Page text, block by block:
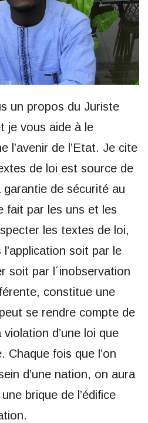
un propos du Juriste
je vous aide à le
l’avenir de l’Etat. Je cite
de loi est source de
de sécurité au
fait par les uns et les
les textes de loi,
soit par le
soit par l´inobservation
constitue une
se rendre compte de
violation d’une loi que
Chaque fois que l’on
d’une nation, on aura
brique de l’édifice